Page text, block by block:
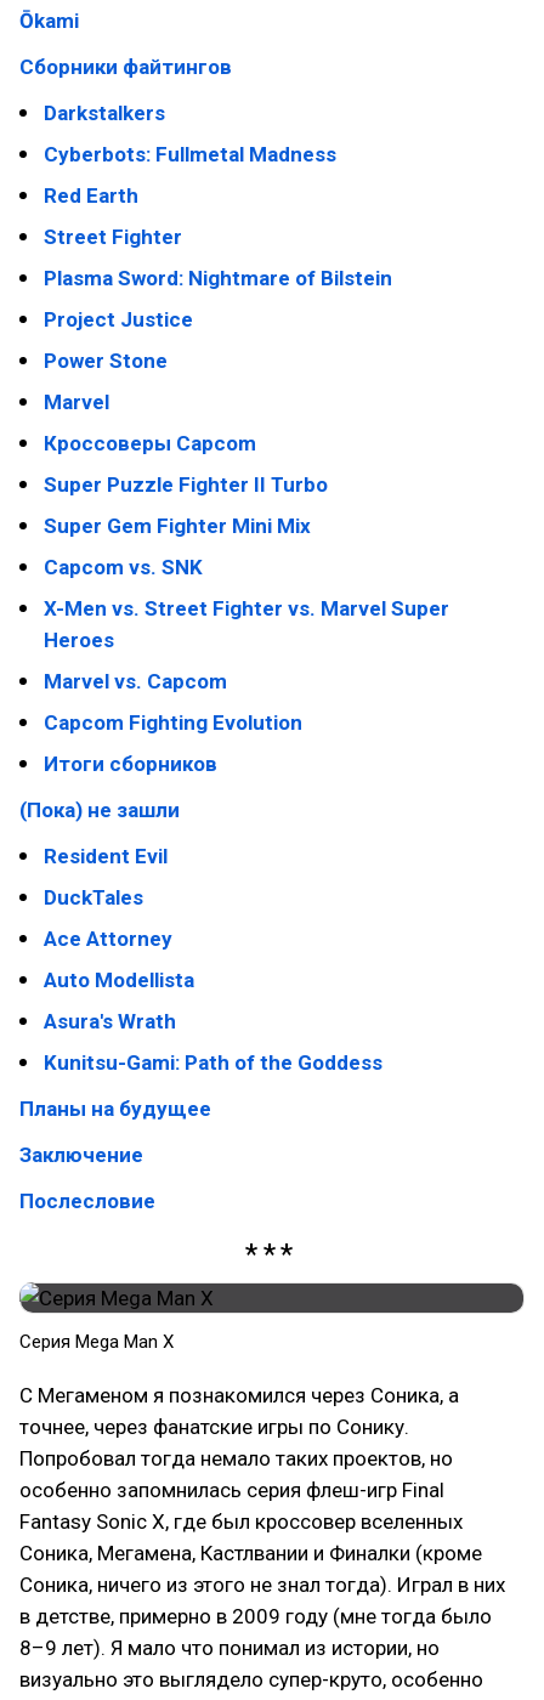
Ōkami
Сборники файтингов
Darkstalkers
Cyberbots: Fullmetal Madness
Red Earth
Street Fighter
Plasma Sword: Nightmare of Bilstein
Project Justice
Power Stone
Marvel
Кроссоверы Capcom
Super Puzzle Fighter II Turbo
Super Gem Fighter Mini Mix
Capcom vs. SNK
X-Men vs. Street Fighter vs. Marvel Super
Heroes
Marvel vs. Capcom
Capcom Fighting Evolution
Итоги сборников
(Пока) не зашли
Resident Evil
DuckTales
Ace Attorney
Auto Modellista
Asura's Wrath
Kunitsu-Gami: Path of the Goddess
Планы на будущее
Заключение
Послесловие
Серия Mega Man X
С Мегаменом я познакомился через Соника, а
точнее, через фанатские игры по Сонику.
Попробовал тогда немало таких проектов, но
особенно запомнилась серия флеш-игр Final
Fantasy Sonic X, где был кроссовер вселенных
Соника, Мегамена, Кастлвании и Финалки (кроме
Соника, ничего из этого не знал тогда). Играл в них
в детстве, примерно в 2009 году (мне тогда было
8–9 лет). Я мало что понимал из истории, но
визуально это выглядело супер-круто, особенно